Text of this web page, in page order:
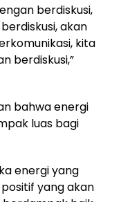
berdiskusi,
akan
kita
berdiskusi,”
bahwa energi
luas bagi
energi yang
yang akan